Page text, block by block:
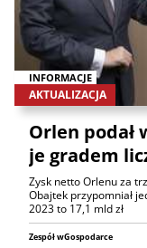
INFORMACJE
AKTUALIZACJA
Orlen podał
je gradem
Zysk netto Orlenu za
Obajtek przypomniał
2023 to 17,1 mld zł
Zespół wGospodarce